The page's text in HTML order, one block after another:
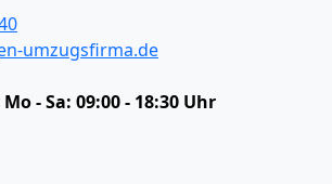
umzugsfirma.de
Mo - Sa: 09:00 - 18:30 Uhr